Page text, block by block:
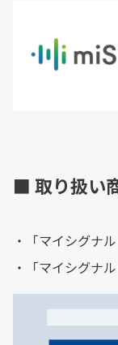
■ 取り扱い
・「マイシグナ
・「マイシグナル